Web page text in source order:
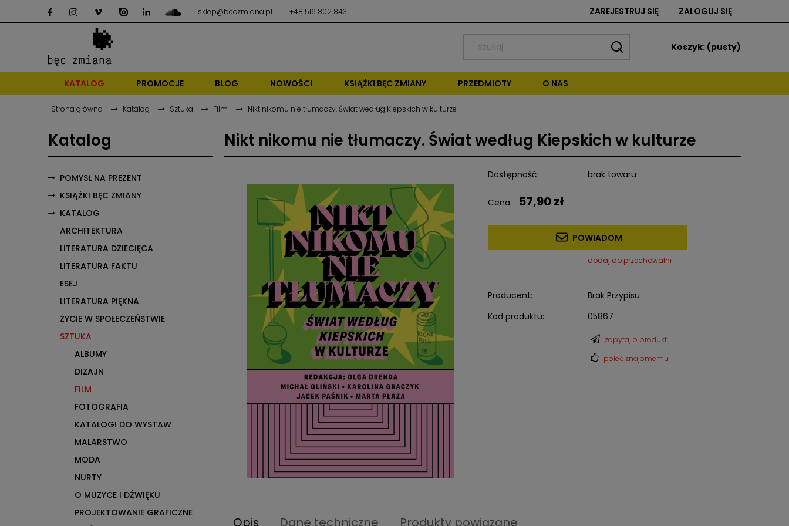
sklep@beczmiana.pl +48 516 802 843 ZAREJESTRUJ SIĘ ZALOGUJ SIĘ
Koszyk: (pusty)
KATALOG PROMOCJE BLOG NOWOŚCI KSIĄŻKI BĘC ZMIANY PRZEDMIOTY O NAS
Strona główna Katalog Sztuka Film Nikt nikomu nie tłumaczy. Świat według Kiepskich w kulturze
Katalog
POMYSŁ NA PREZENT
KSIĄŻKI BĘC ZMIANY
KATALOG
ARCHITEKTURA
LITERATURA DZIECIĘCA
LITERATURA FAKTU
ESEJ
LITERATURA PIĘKNA
ŻYCIE W SPOŁECZEŃSTWIE
SZTUKA
ALBUMY
DIZAJN
FILM
FOTOGRAFIA
KATALOGI DO WYSTAW
MALARSTWO
MODA
NURTY
O MUZYCE I DŹWIĘKU
PROJEKTOWANIE GRAFICZNE
Nikt nikomu nie tłumaczy. Świat według Kiepskich w kulturze
Dostępność: brak towaru
Cena: 57,90 zł
POWIADOM
dodaj do przechowalni
Producent:
Brak Przypisu
Kod produktu:
05867
zapytaj o produkt
poleć znajomemu
Opis Dane techniczne Produkty powiązane